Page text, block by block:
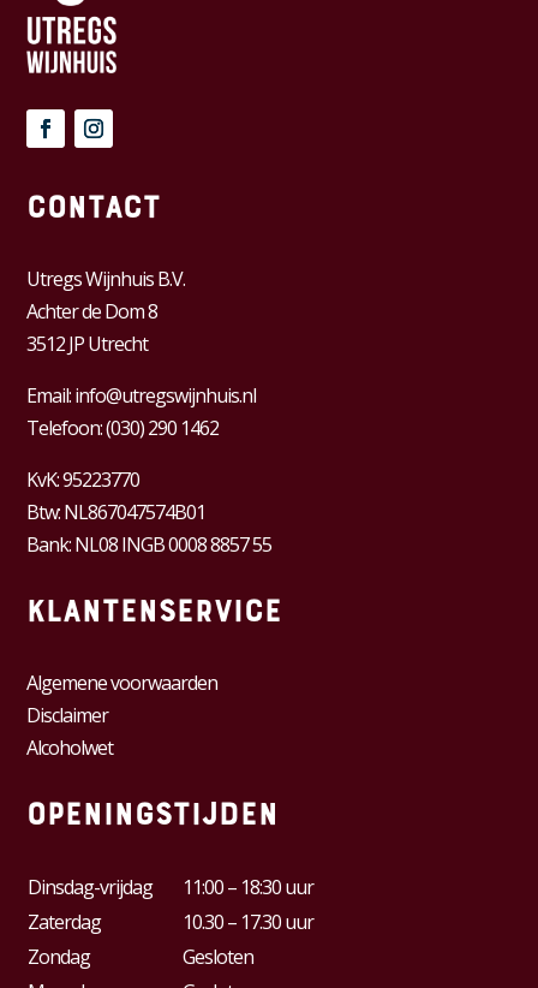
Contact
Utregs Wijnhuis B.V.
Achter de Dom 8
3512 JP Utrecht
Email:info@utregswijnhuis.nl
Telefoon:(030) 290 1462
KvK:95223770
Btw:NL867047574B01
Bank: NL08 INGB 0008 8857 55
Klantenservice
Algemene voorwaarden
Disclaimer
Alcoholwet
Openingstijden
Dinsdag-vrijdag
11:00 – 18:30 uur
Zaterdag
10.30 – 17.30 uur
Zondag
Gesloten